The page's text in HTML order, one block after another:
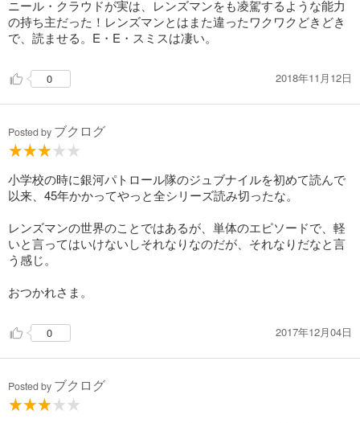
ニール・クラウドが実は、レンズマンをも凌駕するような能力
の持ち主だった！レンズマンとはまた違ったワクワクどきどき
で、読ませる。E・E・スミスは凄い。
0 2018年11月12日
Posted by ブクログ
小学校の時に銀河パトロール隊のジュブナイルを初めて読んで
以来、45年かかってやっと全シリーズ読み切ったな。
レンズマンの世界のことではあるが、単体のエピソードで、軽
いと言ってはいけないしそれなりなのだが、それなりだなと言
う感じ。
おつかれさま。
0 2017年12月04日
Posted by ブクログ